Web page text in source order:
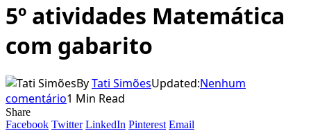
5º atividades Matemática
com gabarito
ByTati SimõesUpdated:Nenhum
comentário1 Min Read
Share
Facebook Twitter LinkedIn Pinterest Email